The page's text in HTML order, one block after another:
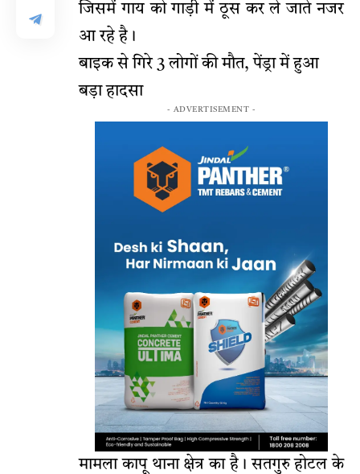
जिसमें गाय को गाड़ी में ठूस कर ले जाते नजर
आ रहे है।
बाइक से गिरे 3 लोगों की मौत, पेंड्रा में हुआ
बड़ा हादसा
- ADVERTISEMENT -
मामला कापू थाना क्षेत्र का है। सतगुरु होटल के